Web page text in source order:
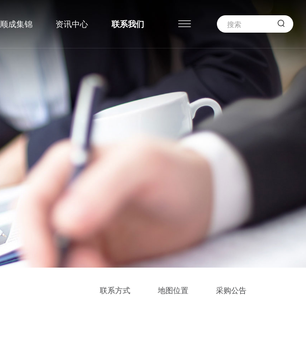
顺成集锦 资讯中心 联系我们  
联系方式 地图位置 采购公告